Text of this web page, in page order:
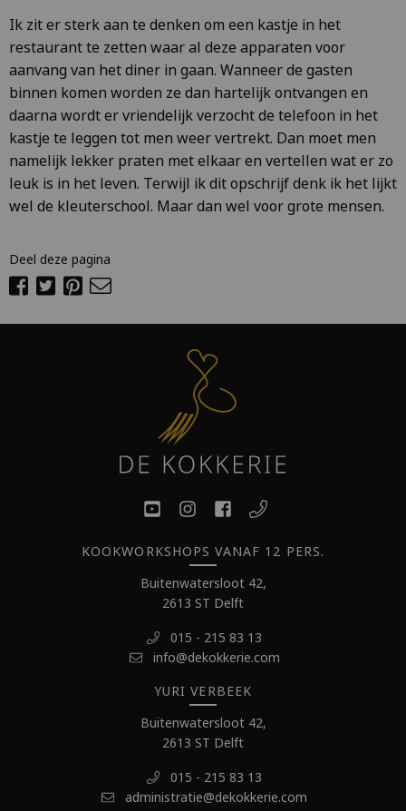
Ik zit er sterk aan te denken om een kastje in het
restaurant te zetten waar al deze apparaten voor
aanvang van het diner in gaan. Wanneer de gasten
binnen komen worden ze dan hartelijk ontvangen en
daarna wordt er vriendelijk verzocht de telefoon in het
kastje te leggen tot men weer vertrekt. Dan moet men
namelijk lekker praten met elkaar en vertellen wat er zo
leuk is in het leven. Terwijl ik dit opschrijf denk ik het lijkt
wel de kleuterschool. Maar dan wel voor grote mensen.
Deel deze pagina
KOOKWORKSHOPS VANAF 12 PERS.
Buitenwatersloot 42,
2613 ST Delft
015 - 215 83 13
info@dekokkerie.com
YURI VERBEEK
Buitenwatersloot 42,
2613 ST Delft
015 - 215 83 13
administratie@dekokkerie.com